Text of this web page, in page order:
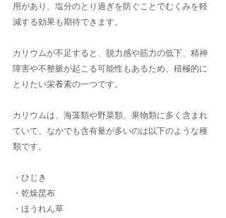
用があり、塩分のとり過ぎを防ぐことでむくみを軽
減する効果も期待できます。
カリウムが不足すると、脱力感や筋力の低下、精神
障害や不整脈が起こる可能性もあるため、積極的に
とりたい栄養素の一つです。
カリウムは、海藻類や野菜類、果物類に多く含まれ
ていて、なかでも含有量が多いのは以下のような種
類です。
・ひじき
・乾燥昆布
・ほうれん草